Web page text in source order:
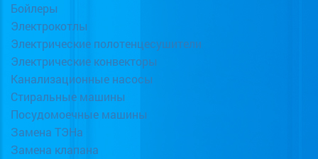
Бойлеры
Электрокотлы
Электрические полотенцесушители
Электрические конвекторы
Канализационные насосы
Стиральные машины
Посудомоечные машины
Замена ТЭНа
Замена клапана